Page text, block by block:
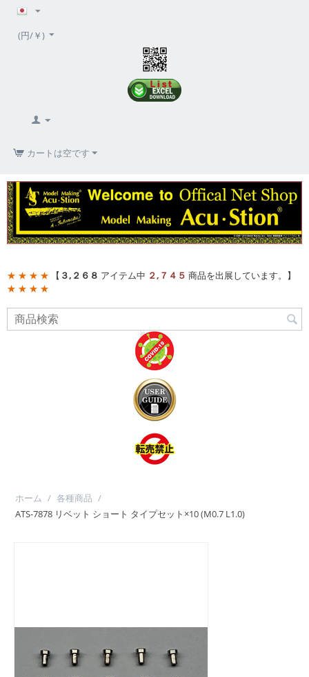
(円/￥)
カートは空です
★ ★ ★ ★ 【 ３,２６８ アイテム中 ２,７４５ 商品を出展しています。】
★ ★ ★ ★
ホーム / 各種商品 /
ATS-7878 リベット ショート タイプセット×10 (M0.7 L1.0)